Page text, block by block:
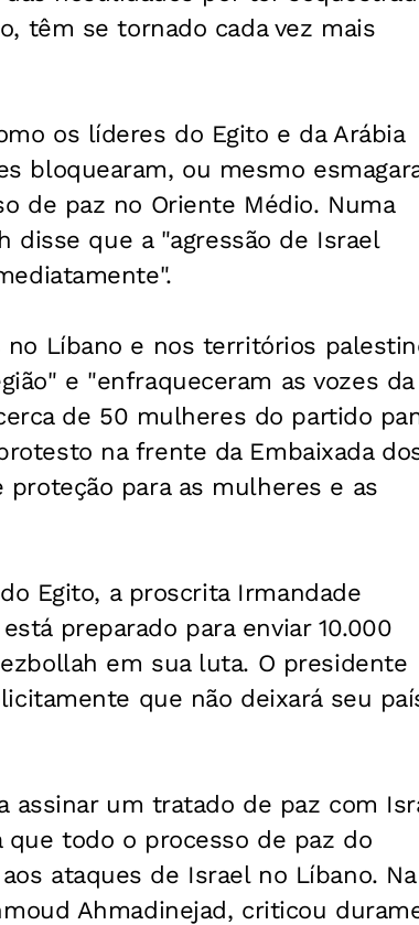
têm se tornado cada vez mais
os líderes do Egito e da Arábia
bloquearam, ou mesmo
de paz no Oriente Médio. Numa
disse que a "agressão de Israel
Líbano e nos territórios
e "enfraqueceram as vozes da
de 50 mulheres do partido
na frente da Embaixada
proteção para as mulheres e as
Egito, a proscrita Irmandade
preparado para enviar 10.000
em sua luta. O presidente
que não deixará seu
assinar um tratado de paz com
que todo o processo de paz do
ataques de Israel no Líbano. Na
Ahmadinejad, criticou